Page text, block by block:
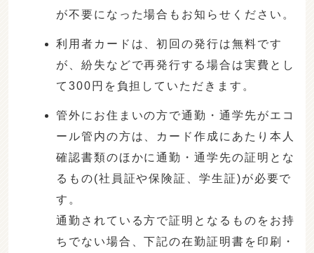
が不要になった場合もお知らせください。
利用者カードは、初回の発行は無料です
が、紛失などで再発行する場合は実費とし
て300円を負担していただきます。
管外にお住まいの方で通勤・通学先がエコ
ール管内の方は、カード作成にあたり本人
確認書類のほかに通勤・通学先の証明とな
るもの(社員証や保険証、学生証)が必要で
す。
通勤されている方で証明となるものをお持
ちでない場合、下記の在勤証明書を印刷・